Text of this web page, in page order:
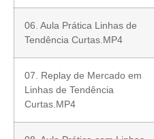
06. Aula Prática Linhas de
Tendência Curtas.MP4
07. Replay de Mercado em
Linhas de Tendência
Curtas.MP4